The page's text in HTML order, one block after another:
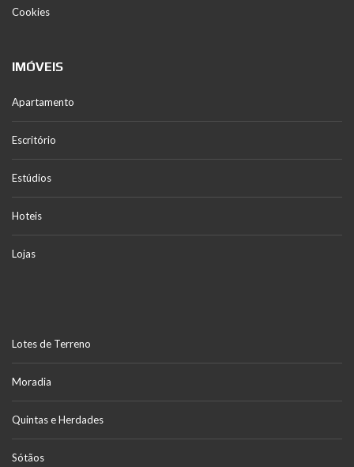
Cookies
IMÓVEIS
Apartamento
Escritório
Estúdios
Hoteis
Lojas
Lotes de Terreno
Moradia
Quintas e Herdades
Sótãos